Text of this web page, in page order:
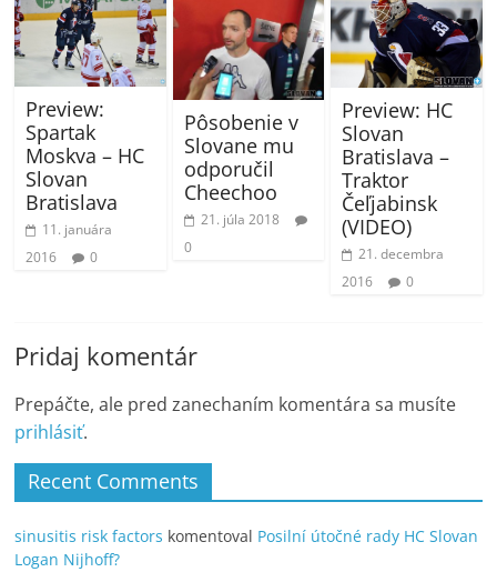
Preview:
Spartak
Moskva – HC
Slovan
Bratislava
11. januára
2016
0
Pôsobenie v
Slovane mu
odporučil
Cheechoo
21. júla 2018
0
Preview: HC
Slovan
Bratislava –
Traktor
Čeľjabinsk
(VIDEO)
21. decembra
2016
0
Pridaj komentár
Prepáčte, ale pred zanechaním komentára sa musíte
prihlásiť.
Recent Comments
sinusitis risk factors komentoval Posilní útočné rady HC Slovan
Logan Nijhoff?